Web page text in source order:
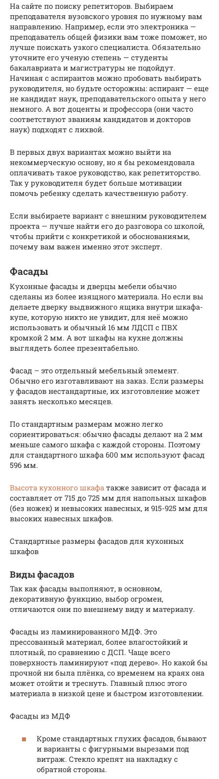
На сайте по поиску репетиторов. Выбираем
преподавателя вузовского уровня по нужному вам
направлению. Например, если это электроника —
преподаватель общей физики вам тоже поможет, но
лучше поискать узкого специалиста. Обязательно
уточните его ученую степень — студенты
бакалавриата и магистратуры не подойдут.
Начиная с аспирантов можно пробовать выбирать
руководителя, но будьте осторожны: аспирант — еще
не кандидат наук, преподавательского опыта у него
немного. А вот доценты и профессора (они часто
соответствуют званиям кандидатов и докторов
наук) подходят с лихвой.
В первых двух вариантах можно выйти на
некоммерческую основу, но я бы рекомендовала
оплачивать такое руководство, как репетиторство.
Так у руководителя будет больше мотивации
помочь ребенку сделать качественную работу.
Если выбираете вариант с внешним руководителем
проекта — лучше найти его до разговора со школой,
чтобы прийти с конкретикой и обоснованиями,
почему вам важен именно этот эксперт.
Фасады
Кухонные фасады и дверцы мебели обычно
сделаны из более изящного материала. Но если вы
делаете дверку выдвижного ящика внутри шкафа-
купе, которую никто не увидит, для неё можно
использовать и обычный 16 мм ЛДСП с ПВХ
кромкой 2 мм. А вот шкафы на кухне должны
выглядеть более презентабельно.
Фасад – это отдельный мебельный элемент.
Обычно его изготавливают на заказ. Если размеры
у фасадов нестандартные, их изготовление может
занять несколько месяцев.
По стандартным размерам можно легко
сориентироваться: обычно фасады делают на 2 мм
меньше самого шкафа с каждой стороны. Поэтому
для стандартного шкафа 600 мм используют фасад
596 мм.
Высота кухонного шкафа также зависит от фасада и
составляет от 715 до 725 мм для напольных шкафов
(без ножек) и невысоких навесных, и 915-925 мм для
высоких навесных шкафов.
Стандартные размеры фасадов для кухонных
шкафов
Виды фасадов
Так как фасады выполняют, в основном,
декоративную функцию, выбор огромен,
отличаются они по внешнему виду и материалу.
Фасады из ламинированного МДФ. Это
прессованный материал, более влагостойкий и
плотный, по сравнению с ДСП. Чаще всего
поверхность ламинируют «под дерево». Но какой бы
прочной ни была плёнка, со временем на краях она
может отойти и треснуть. Главный плюс этого
материала в низкой цене и быстром изготовлении.
Фасады из МДФ
Кроме стандартных глухих фасадов, бывают
и варианты с фигурными вырезами под
витраж. Стекло крепят на накладку с
обратной стороны.